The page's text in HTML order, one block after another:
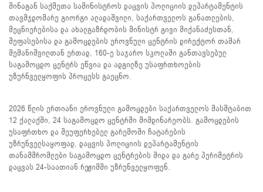
შინაგან საქმეთა სამინისტროს დაცვის პოლიციის დეპარტამენტის
თავმჯდომარე გიორგი ალადაშვილი, საქართველოს განათლების,
მეცნიერებისა და ახალგაზრდობის მინისტრ გივი მიქანაძესთან,
შეფასებისა და გამოცდების ეროვნული ცენტრის დირექტორ თამარ
მემანიშვილთან ერთად, 160-ე საჯარო სკოლაში განთავსებულ
საგამოცდო ცენტრს ეწვია და ადგილზე უსაფრთხოების
უზურნველყოფის პროცესს გაეცნო.
2026 წლის ერთიანი ეროვნული გამოცდები საქართველოს მასშტაბით
12 ქალაქში, 24 საგამოცდო ცენტრში მიმდინარეობს. გამოცდების
უსაფრთხო და შეუფერხებელ გარემოში ჩატარების
უზრუნველსაყოფად, დაცვის პოლიციის დეპარტამენტის
თანამშრომლები საგამოცდო ცენტრების შიდა და გარე პერიმეტრის
დაცვას 24-საათიან რეჟიმში უზრუნველყოფენ.